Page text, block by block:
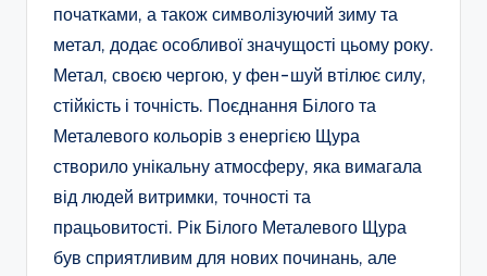
початками, а також символізуючий зиму та
метал, додає особливої значущості цьому року.
Метал, своєю чергою, у фен-шуй втілює силу,
стійкість і точність. Поєднання Білого та
Металевого кольорів з енергією Щура
створило унікальну атмосферу, яка вимагала
від людей витримки, точності та
працьовитості. Рік Білого Металевого Щура
був сприятливим для нових починань, але